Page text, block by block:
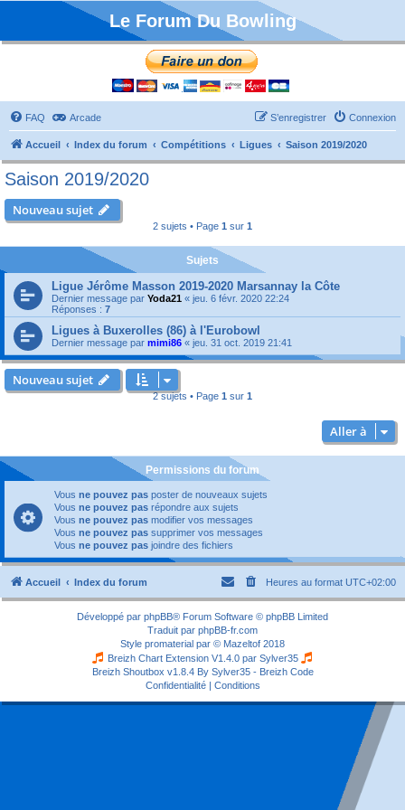
Le Forum Du Bowling
FAQ Arcade Connexion
S’enregistrer
Accueil Index du forum Compétitions Ligues Saison 2019/2020
Saison 2019/2020
Nouveau sujet
2 sujets • Page 1 sur 1
Sujets
Ligue Jérôme Masson 2019-2020 Marsannay la Côte
Dernier message par Yoda21 « jeu. 6 févr. 2020 22:24
Réponses : 7
Ligues à Buxerolles (86) à l'Eurobowl
Dernier message par mimi86 « jeu. 31 oct. 2019 21:41
Nouveau sujet
2 sujets • Page 1 sur 1
Aller à
Permissions du forum
Vous ne pouvez pas poster de nouveaux sujets
Vous ne pouvez pas répondre aux sujets
Vous ne pouvez pas modifier vos messages
Vous ne pouvez pas supprimer vos messages
Vous ne pouvez pas joindre des fichiers
Accueil Index du forum Heures au format UTC+02:00
Développé par phpBB® Forum Software © phpBB Limited
Traduit par phpBB-fr.com
Style promaterial par © Mazeltof 2018
Breizh Chart Extension V1.4.0 par Sylver35
Breizh Shoutbox v1.8.4 By Sylver35 - Breizh Code
Confidentialité| Conditions